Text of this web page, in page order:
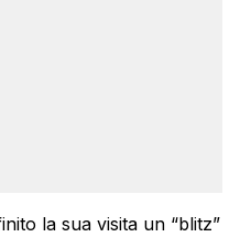
la sua visita un “blitz”